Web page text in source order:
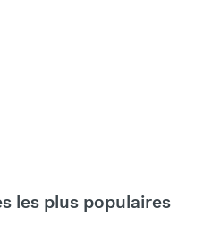
les plus populaires